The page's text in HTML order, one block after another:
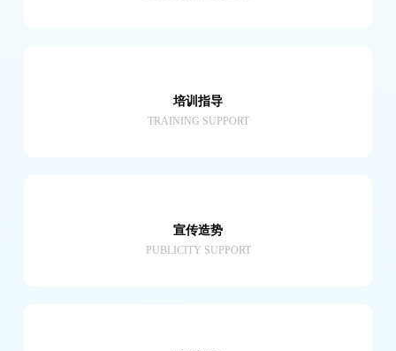
培训指导
TRAINING SUPPORT
宣传造势
PUBLICITY SUPPORT